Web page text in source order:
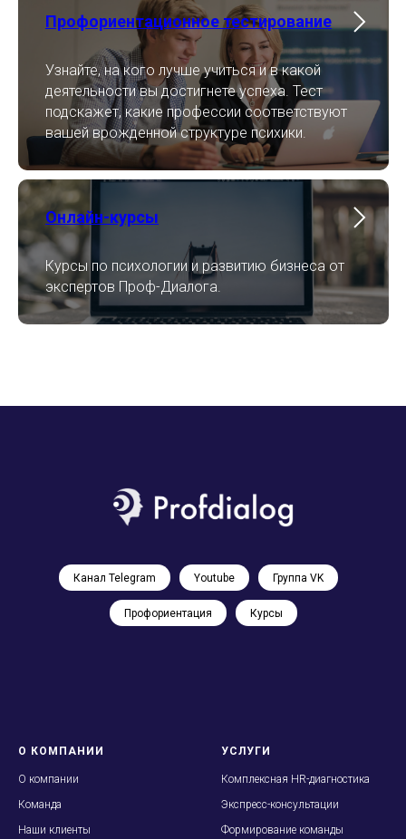
Профориентационное тестирование
Узнайте, на кого лучше учиться и в какой
деятельности вы достигнете успеха. Тест
подскажет, какие профессии соответствуют
вашей врожденной структуре психики.
Онлайн-курсы
Курсы по психологии и развитию бизнеса от
экспертов Проф-Диалога.
Канал Telegram Youtube Группа VK
Профориентация Курсы
О КОМПАНИИ
О компании
Команда
Наши клиенты
УСЛУГИ
Комплексная HR-диагностика
Экспресс-консультации
Формирование команды